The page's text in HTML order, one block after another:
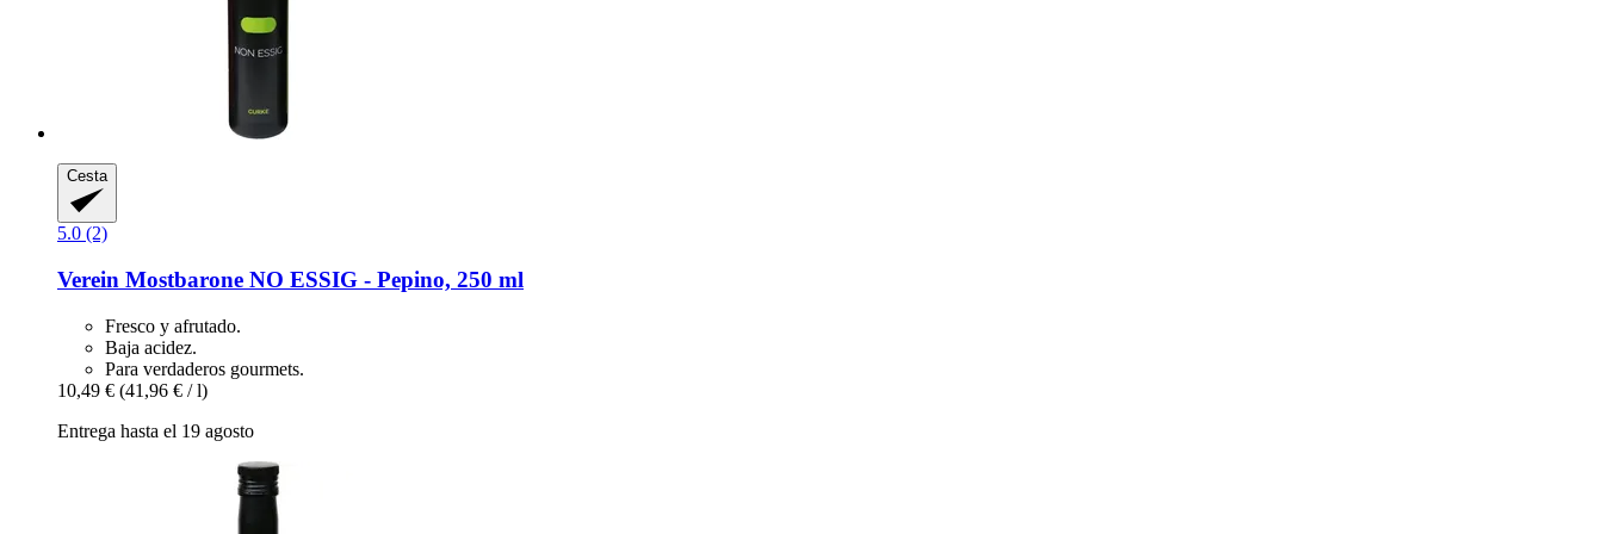
Cesta
5.0 (2)
Verein Mostbarone NO ESSIG -​ Pepino, 250 ml
Fresco y afrutado.
Baja acidez.
Para verdaderos gourmets.
10,49 € (41,96 € / l)
Entrega hasta el 19 agosto